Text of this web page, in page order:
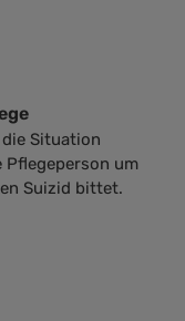
Situation
um
Suizid bittet.